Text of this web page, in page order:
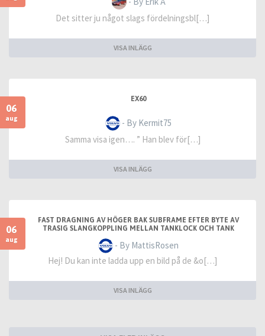
Det sitter ju något slags fördelningsbl[…]
VISA INLÄGG
06
aug
EX60
- By Kermit75
Samma visa igen…. ” Han blev för[…]
VISA INLÄGG
06
aug
FAST DRAGNING AV HÖGER BAK SUBFRAME EFTER BYTE AV
TRASIG SLANGKOPPLING MELLAN TANKLOCK OCH TANK
- By MattisRosen
Hej! Du kan inte ladda upp en bild på de &o[…]
VISA INLÄGG